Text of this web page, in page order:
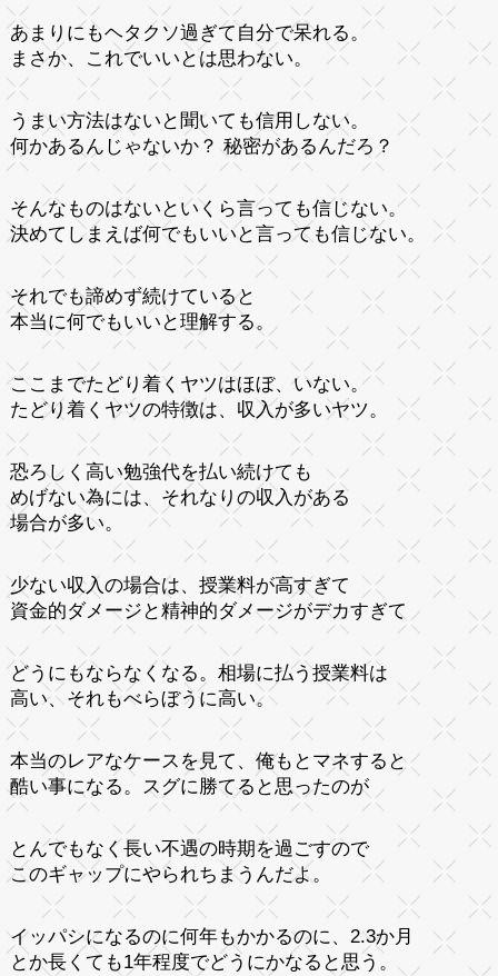
あまりにもヘタクソ過ぎて自分で呆れる。
まさか、これでいいとは思わない。
うまい方法はないと聞いても信用しない。
何かあるんじゃないか？ 秘密があるんだろ？
そんなものはないといくら言っても信じない。
決めてしまえば何でもいいと言っても信じない。
それでも諦めず続けていると
本当に何でもいいと理解する。
ここまでたどり着くヤツはほぼ、いない。
たどり着くヤツの特徴は、収入が多いヤツ。
恐ろしく高い勉強代を払い続けても
めげない為には、それなりの収入がある
場合が多い。
少ない収入の場合は、授業料が高すぎて
資金的ダメージと精神的ダメージがデカすぎて
どうにもならなくなる。相場に払う授業料は
高い、それもべらぼうに高い。
本当のレアなケースを見て、俺もとマネすると
酷い事になる。スグに勝てると思ったのが
とんでもなく長い不遇の時期を過ごすので
このギャップにやられちまうんだよ。
イッパシになるのに何年もかかるのに、2.3か月
とか長くても1年程度でどうにかなると思う。